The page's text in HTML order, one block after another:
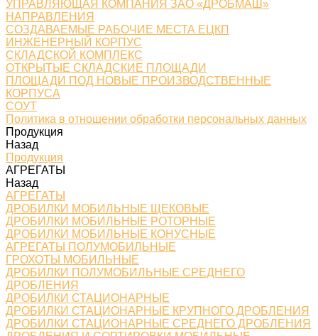
УПРАВЛЯЮЩАЯ КОМПАНИЯ ЗАО «ДРОБМАШ»
НАПРАВЛЕНИЯ
СОЗДАВАЕМЫЕ РАБОЧИЕ МЕСТА ЕЦКП
ИНЖЕНЕРНЫЙ КОРПУС
СКЛАДСКОЙ КОМПЛЕКС
ОТКРЫТЫЕ СКЛАДСКИЕ ПЛОЩАДИ
ПЛОЩАДИ ПОД НОВЫЕ ПРОИЗВОДСТВЕННЫЕ
КОРПУСА
СОУТ
Политика в отношении обработки персональных данных
Продукция
Назад
Продукция
АГРЕГАТЫ
Назад
АГРЕГАТЫ
ДРОБИЛКИ МОБИЛЬНЫЕ ЩЕКОВЫЕ
ДРОБИЛКИ МОБИЛЬНЫЕ РОТОРНЫЕ
ДРОБИЛКИ МОБИЛЬНЫЕ КОНУСНЫЕ
АГРЕГАТЫ ПОЛУМОБИЛЬНЫЕ
ГРОХОТЫ МОБИЛЬНЫЕ
ДРОБИЛКИ ПОЛУМОБИЛЬНЫЕ СРЕДНЕГО
ДРОБЛЕНИЯ
ДРОБИЛКИ СТАЦИОНАРНЫЕ
ДРОБИЛКИ СТАЦИОНАРНЫЕ КРУПНОГО ДРОБЛЕНИЯ
ДРОБИЛКИ СТАЦИОНАРНЫЕ СРЕДНЕГО ДРОБЛЕНИЯ